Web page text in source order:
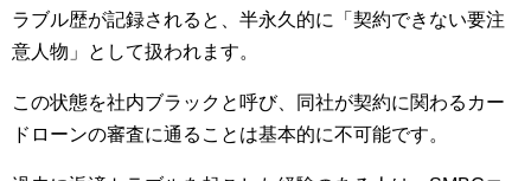
ラブル歴が記録されると、半永久的に「契約できない要注
意人物」として扱われます。
この状態を社内ブラックと呼び、同社が契約に関わるカー
ドローンの審査に通ることは基本的に不可能です。